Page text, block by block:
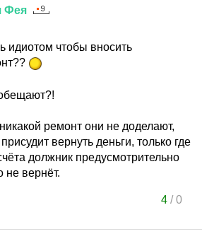
Фея
идиотом чтобы вносить
ремонт они не доделают,
вернуть деньги, только где
должник предусмотрительно
не вернёт.
4/0